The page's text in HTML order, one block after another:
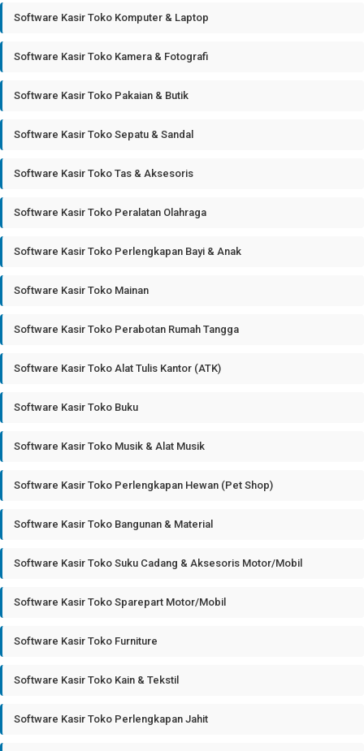
Software Kasir Toko Komputer & Laptop
Software Kasir Toko Kamera & Fotografi
Software Kasir Toko Pakaian & Butik
Software Kasir Toko Sepatu & Sandal
Software Kasir Toko Tas & Aksesoris
Software Kasir Toko Peralatan Olahraga
Software Kasir Toko Perlengkapan Bayi & Anak
Software Kasir Toko Mainan
Software Kasir Toko Perabotan Rumah Tangga
Software Kasir Toko Alat Tulis Kantor (ATK)
Software Kasir Toko Buku
Software Kasir Toko Musik & Alat Musik
Software Kasir Toko Perlengkapan Hewan (Pet Shop)
Software Kasir Toko Bangunan & Material
Software Kasir Toko Suku Cadang & Aksesoris Motor/Mobil
Software Kasir Toko Sparepart Motor/Mobil
Software Kasir Toko Furniture
Software Kasir Toko Kain & Tekstil
Software Kasir Toko Perlengkapan Jahit